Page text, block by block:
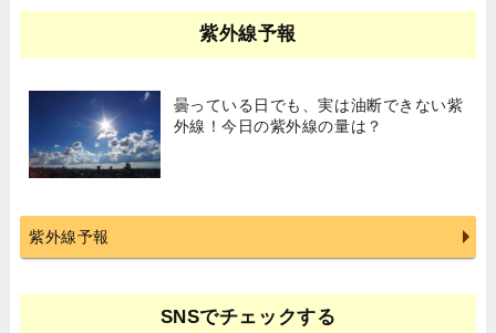
紫外線予報
曇っている日でも、実は油断できない紫
外線！今日の紫外線の量は？
紫外線予報
SNSでチェックする